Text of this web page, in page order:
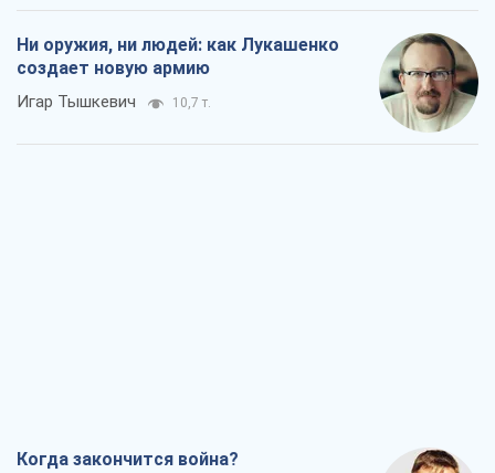
Ни оружия, ни людей: как Лукашенко
создает новую армию
Игар Тышкевич 10,7 т.
Когда закончится война?